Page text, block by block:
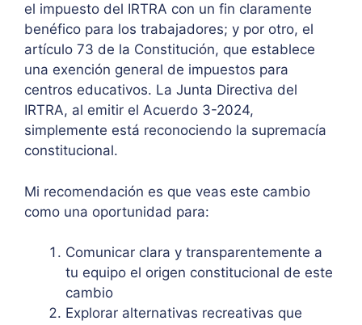
el impuesto del IRTRA con un fin claramente
benéfico para los trabajadores; y por otro, el
artículo 73 de la Constitución, que establece
una exención general de impuestos para
centros educativos. La Junta Directiva del
IRTRA, al emitir el Acuerdo 3-2024,
simplemente está reconociendo la supremacía
constitucional.
Mi recomendación es que veas este cambio
como una oportunidad para:
Comunicar clara y transparentemente a
tu equipo el origen constitucional de este
cambio
Explorar alternativas recreativas que